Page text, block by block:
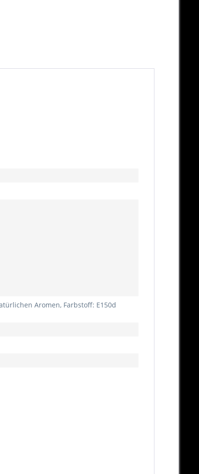
Aromen, Farbstoff: E150d